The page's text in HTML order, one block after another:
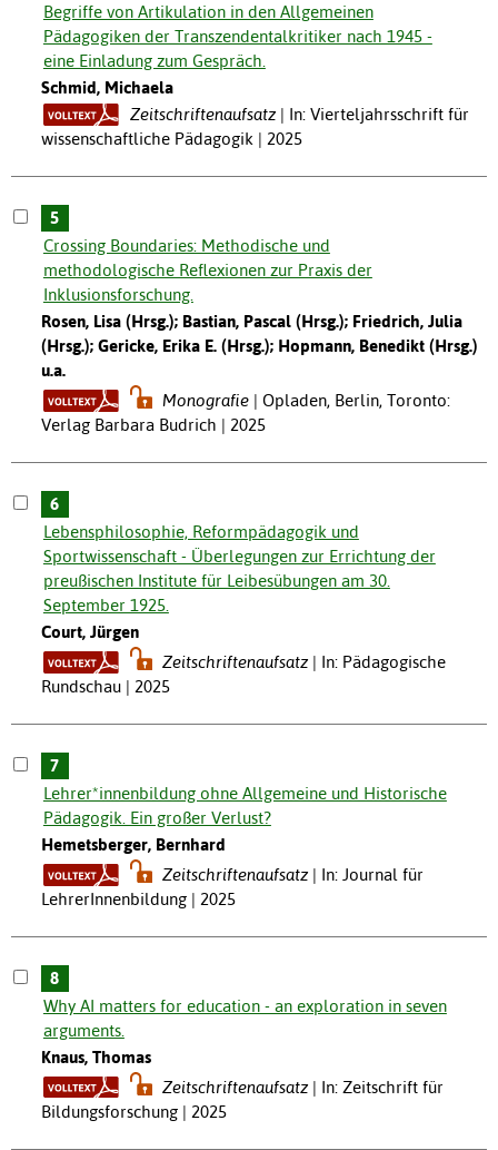
Begriffe von Artikulation in den Allgemeinen
Pädagogiken der Transzendentalkritiker nach 1945 -
eine Einladung zum Gespräch.
Schmid, Michaela
Zeitschriftenaufsatz
In: Vierteljahrsschrift für
wissenschaftliche Pädagogik | 2025
5
Crossing Boundaries: Methodische und
methodologische Reflexionen zur Praxis der
Inklusionsforschung.
Rosen, Lisa (Hrsg.); Bastian, Pascal (Hrsg.); Friedrich, Julia
(Hrsg.); Gericke, Erika E. (Hrsg.); Hopmann, Benedikt (Hrsg.)
u.a.
Monografie
Opladen, Berlin, Toronto:
Verlag Barbara Budrich | 2025
6
Lebensphilosophie, Reformpädagogik und
Sportwissenschaft - Überlegungen zur Errichtung der
preußischen Institute für Leibesübungen am 30.
September 1925.
Court, Jürgen
Zeitschriftenaufsatz
In: Pädagogische
Rundschau | 2025
7
Lehrer*innenbildung ohne Allgemeine und Historische
Pädagogik. Ein großer Verlust?
Hemetsberger, Bernhard
Zeitschriftenaufsatz
In: Journal für
LehrerInnenbildung | 2025
8
Why AI matters for education - an exploration in seven
arguments.
Knaus, Thomas
Zeitschriftenaufsatz
In: Zeitschrift für
Bildungsforschung | 2025